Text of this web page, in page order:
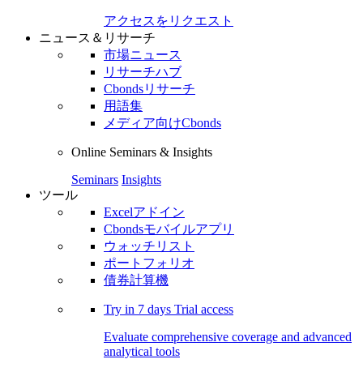
アクセスをリクエスト
ニュース＆リサーチ
市場ニュース
リサーチハブ
Cbondsリサーチ
用語集
メディア向けCbonds
Online Seminars & Insights
Seminars Insights
ツール
Excelアドイン
Cbondsモバイルアプリ
ウォッチリスト
ポートフォリオ
債券計算機
Try in 7 days Trial access
Evaluate comprehensive coverage and advanced
analytical tools